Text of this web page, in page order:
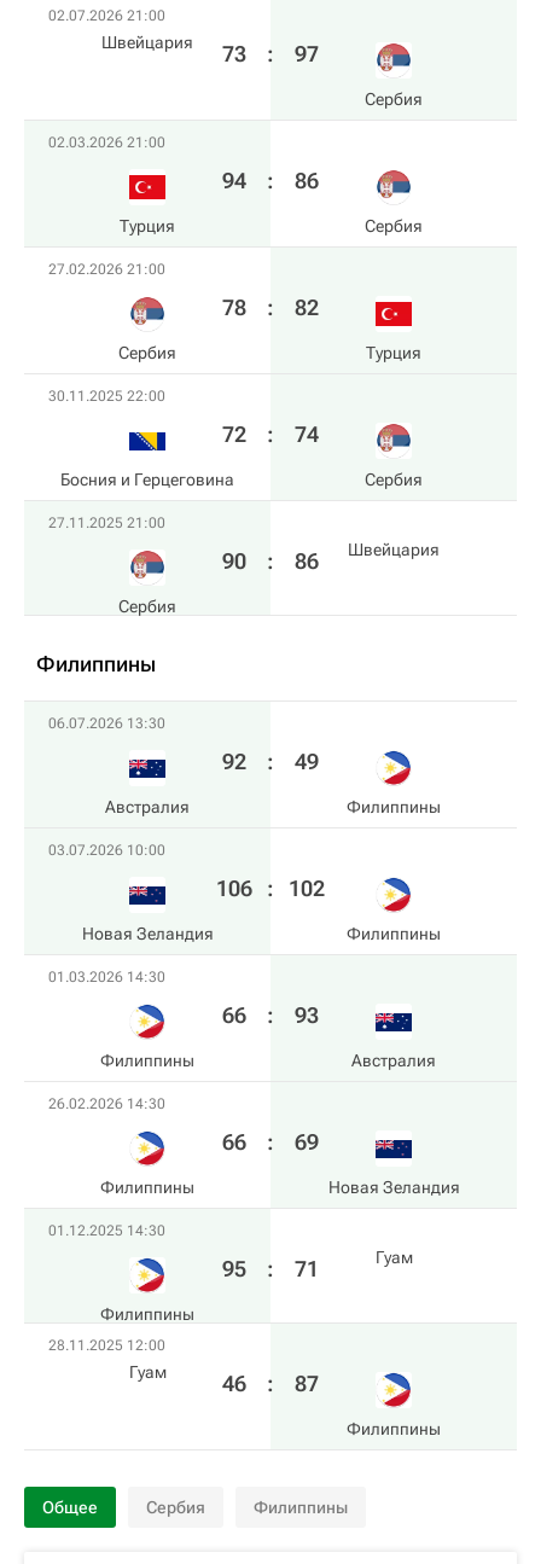
02.07.2026 21:00
Швейцария 73 : 97
Сербия
02.03.2026 21:00
Турция
94 : 86
Сербия
27.02.2026 21:00
Сербия
78 : 82
Турция
30.11.2025 22:00
Босния и Герцеговина
72 : 74
Сербия
27.11.2025 21:00
Сербия
90 : 86 Швейцария
Филиппины
06.07.2026 13:30
Австралия
92 : 49
Филиппины
03.07.2026 10:00
Новая Зеландия
106 : 102
Филиппины
01.03.2026 14:30
Филиппины
66 : 93
Австралия
26.02.2026 14:30
Филиппины
66 : 69
Новая Зеландия
01.12.2025 14:30
Филиппины
95 : 71 Гуам
28.11.2025 12:00
Гуам 46 : 87
Филиппины
Общее Сербия Филиппины